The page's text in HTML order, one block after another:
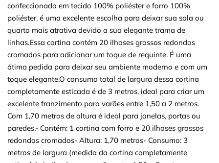
confeccionada em tecido 100% poliéster e forro 100%
poliéster, é uma excelente escolha para deixar sua sala ou
quarto mais atrativa devido a sua elegante trama de
linhas.Essa cortina contém 20 ilhoses grossos redondos
cromados para adicionar um toque de requinte. É uma
ótima pedida para deixar seu ambiente moderno e com um
toque elegante.O consumo total de largura dessa cortina
completamente esticada é de 3 metros, ideal para criar um
excelente franzimento para varões entre 1,50 a 2 metros.
Com 1,70 metros de altura é ideal para janelas, portas ou
paredes.- Contém: 1 cortina com forro e 20 ilhoses grossos
redondos cromados- Altura: 1,70 metros- Consumo: 3
metros de largura (medida da cortina completamente